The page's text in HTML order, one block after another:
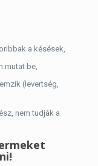
a késések,
mutat be,
(levertség,
nem tudják a